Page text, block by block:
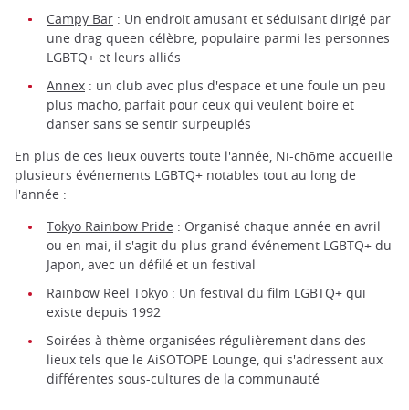
Campy Bar : Un endroit amusant et séduisant dirigé par
une drag queen célèbre, populaire parmi les personnes
LGBTQ+ et leurs alliés
Annex : un club avec plus d'espace et une foule un peu
plus macho, parfait pour ceux qui veulent boire et
danser sans se sentir surpeuplés
En plus de ces lieux ouverts toute l'année, Ni-chōme accueille
plusieurs événements LGBTQ+ notables tout au long de
l'année :
Tokyo Rainbow Pride : Organisé chaque année en avril
ou en mai, il s'agit du plus grand événement LGBTQ+ du
Japon, avec un défilé et un festival
Rainbow Reel Tokyo : Un festival du film LGBTQ+ qui
existe depuis 1992
Soirées à thème organisées régulièrement dans des
lieux tels que le AiSOTOPE Lounge, qui s'adressent aux
différentes sous-cultures de la communauté